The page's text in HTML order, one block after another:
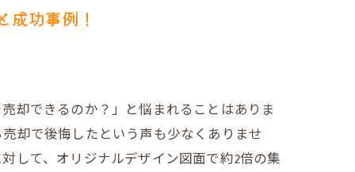
成功事例！
却できるのか？」と悩まれることはありま
却で後悔したという声も少なくありませ
して、オリジナルデザイン図面で約2倍の集